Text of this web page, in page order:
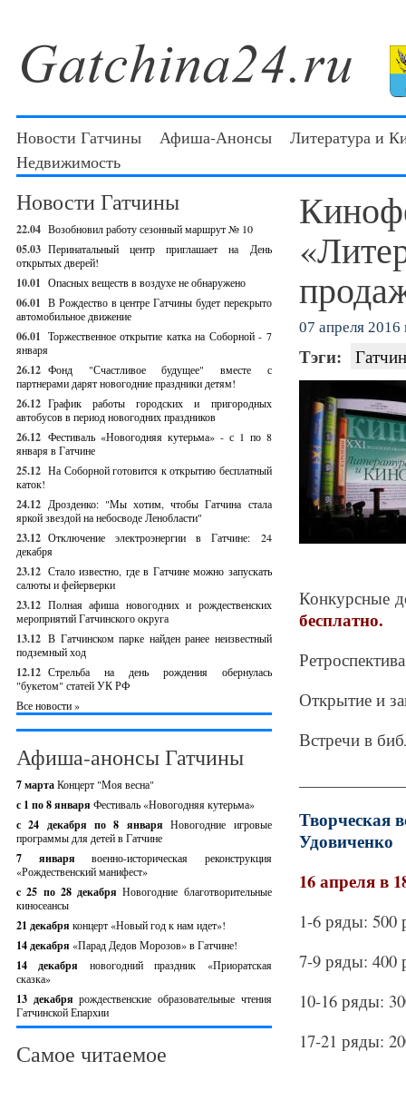
Новости Гатчины Афиша-Анонсы
Литература и
Недвижимость
Новости Гатчины
22.04 Возобновил работу сезонный маршрут № 10
05.03 Перинатальный центр приглашает на День
открытых дверей!
10.01 Опасных веществ в воздухе не обнаружено
06.01 В Рождество в центре Гатчины будет перекрыто
автомобильное движение
06.01 Торжественное открытие катка на Соборной - 7
января
26.12 Фонд "Счастливое будущее" вместе с
партнерами дарят новогодние праздники детям!
26.12 График работы городских и пригородных
автобусов в период новогодних праздников
26.12 Фестиваль «Новогодняя кутерьма» - с 1 по 8
января в Гатчине
25.12 На Соборной готовится к открытию бесплатный
каток!
24.12 Дрозденко: "Мы хотим, чтобы Гатчина стала
яркой звездой на небосводе Ленобласти"
23.12 Отключение электроэнергии в Гатчине: 24
декабря
23.12 Стало известно, где в Гатчине можно запускать
салюты и фейерверки
23.12 Полная афиша новогодних и рождественских
мероприятий Гатчинского округа
13.12 В Гатчинском парке найден ранее неизвестный
подземный ход
12.12 Стрельба на день рождения обернулась
"букетом" статей УК РФ
Все новости »
Афиша-анонсы Гатчины
7 мартаКонцерт "Моя весна"
с 1 по 8 января Фестиваль «Новогодняя кутерьма»
с 24 декабря по 8 январяНовогодние игровые
программы для детей в Гатчине
7 январявоенно-историческая реконструкция
«Рождественский манифест»
c 25 по 28 декабряНовогодние благотворительные
киносеансы
21 декабря концерт «Новый год к нам идет»!
14 декабря «Парад Дедов Морозов» в Гатчине!
14 декабря новогодний праздник «Приоратская
сказка»
13 декабрярождественские образовательные чтения
Гатчинской Епархии
Самое читаемое
07 апреля 2016
Тэги:
Конкурсные
бесплатно.
Открытие и
Встречи в
Творческая
Удовиченко
16 апреля в
1-6 ряды: 500
7-9 ряды: 400
10-16 ряды:
17-21 ряды: